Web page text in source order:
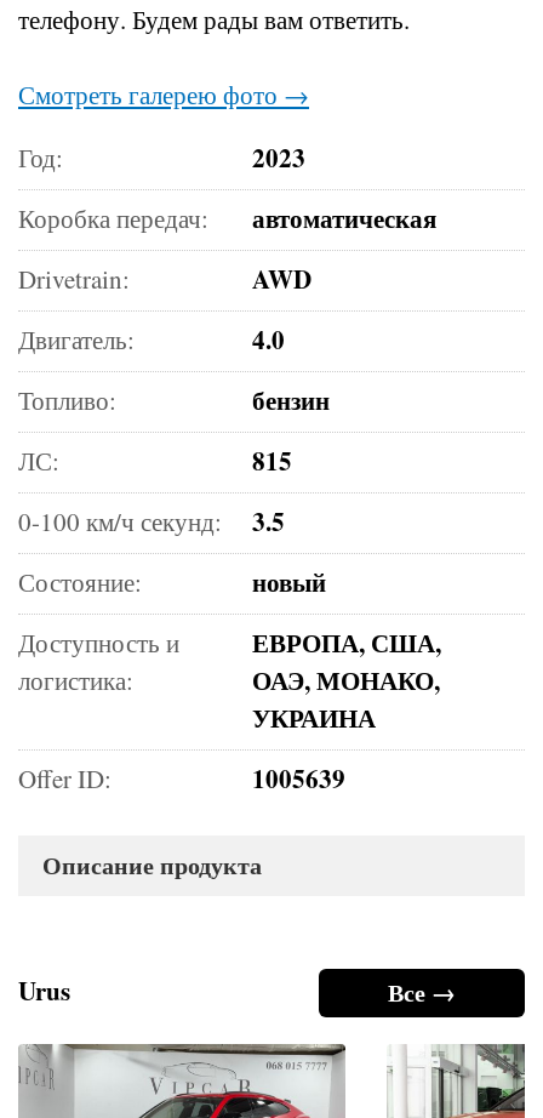
телефону. Будем рады вам ответить.
Смотреть галерею фото →
Год:
2023
Коробка передач: автоматическая
Drivetrain: AWD
Двигатель: 4.0
Топливо: бензин
ЛС: 815
0-100 км/ч секунд: 3.5
Состояние: новый
Доступность и
логистика:
ЕВРОПА, США,
ОАЭ, МОНАКО,
УКРАИНА
Offer ID: 1005639
Описание продукта
Все →
Urus